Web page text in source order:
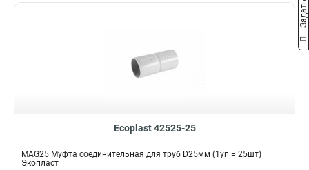
Ecoplast 42525-25
MAG25 Муфта соединительная для труб D25мм (1уп = 25шт)
Экопласт